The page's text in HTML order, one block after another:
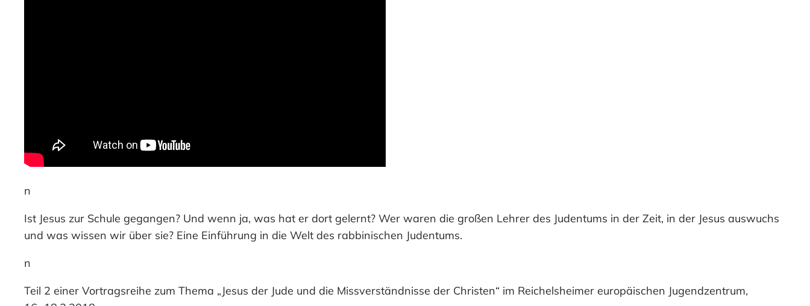
n
Ist Jesus zur Schule gegangen? Und wenn ja, was hat er dort gelernt? Wer waren die großen Lehrer des Judentums in der Zeit, in der Jesus auswuchs
und was wissen wir über sie? Eine Einführung in die Welt des rabbinischen Judentums.
n
Teil 2 einer Vortragsreihe zum Thema „Jesus der Jude und die Missverständnisse der Christen“ im Reichelsheimer europäischen Jugendzentrum,